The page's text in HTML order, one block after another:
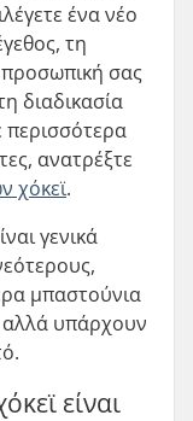
ένα νέο
τη
σας
διαδικασία
ανατρέξτε
χόκεϊ.
γενικά
μπαστούνια
αλλά υπάρχουν
είναι